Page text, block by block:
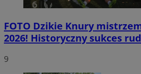
FOTO Dzikie Knury
2026! Historyczny sukces
9